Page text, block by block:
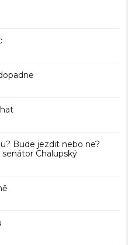
Bude jezdit nebo ne?
Chalupský